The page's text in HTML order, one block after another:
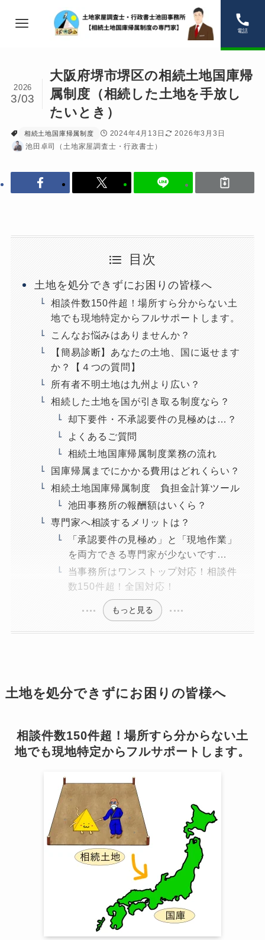
電話
大阪府堺市堺区の相続土地国庫帰
属制度（相続した土地を手放し
たいとき）
2026
3/03
相続土地国庫帰属制度 2024年4月13日
2026年3月3日
池田卓司（土地家屋調査士・行政書士）
目次
土地を処分できずにお困りの皆様へ
相談件数150件超！場所すら分からない土
地でも現地特定からフルサポートします。
こんなお悩みはありませんか？
【簡易診断】あなたの土地、国に返せます
か？【４つの質問】
所有者不明土地は九州より広い？
相続した土地を国が引き取る制度なら？
却下要件・不承認要件の見極めは…？
よくあるご質問
相続土地国庫帰属制度業務の流れ
国庫帰属までにかかる費用はどれくらい？
相続土地国庫帰属制度 負担金計算ツール
池田事務所の報酬額はいくら？
専門家へ相談するメリットは？
「承認要件の見極め」と「現地作業」
を両方できる専門家が少ないです…
当事務所はワンストップ対応！相談件
数150件超！全国対応！
もっと見る
土地を処分できずにお困りの皆様へ
相談件数150件超！場所すら分からない土
地でも現地特定からフルサポートします。